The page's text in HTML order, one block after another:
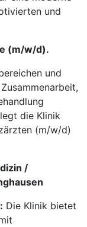
und
(m/w/d).
und
die Klinik
(m/w/d)
/
Die Klinik bietet